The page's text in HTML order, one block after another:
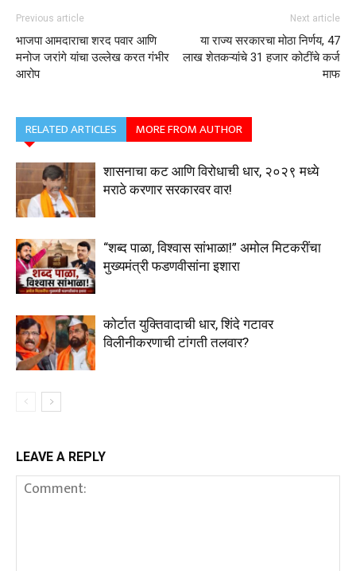
Previous article
भाजपा आमदाराचा शरद पवार आणि
मनोज जरांगे यांचा उल्लेख करत गंभीर
आरोप
Next article
या राज्य सरकारचा मोठा निर्णय, 47
लाख शेतकऱ्यांचे 31 हजार कोटींचे कर्ज
माफ
RELATED ARTICLES MORE FROM AUTHOR
शासनाचा कट आणि विरोधाची धार, २०२९ मध्ये
मराठे करणार सरकारवर वार!
“शब्द पाळा, विश्वास सांभाळा!” अमोल मिटकरींचा
मुख्यमंत्री फडणवीसांना इशारा
कोर्टात युक्तिवादाची धार, शिंदे गटावर
विलीनीकरणाची टांगती तलवार?
LEAVE A REPLY